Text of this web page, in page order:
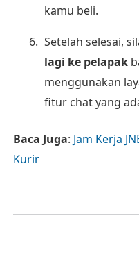
kamu beli.
Setelah selesai,
lagi ke pelapak
menggunakan
fitur chat yang
Baca Juga: Jam Kerja
Kurir